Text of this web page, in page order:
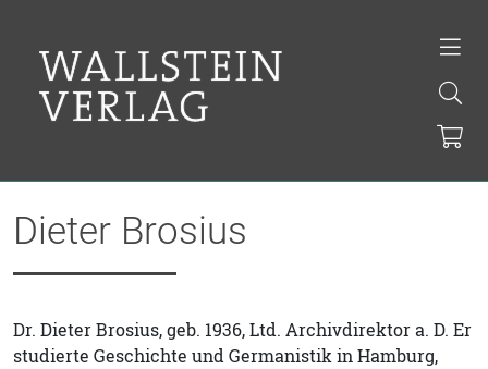
Dieter Brosius
Dr. Dieter Brosius, geb. 1936, Ltd. Archivdirektor a. D. Er
studierte Geschichte und Germanistik in Hamburg,